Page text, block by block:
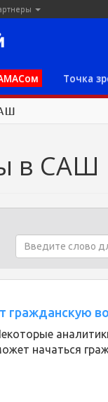
Точка
в САШ
гражданскую
начаться